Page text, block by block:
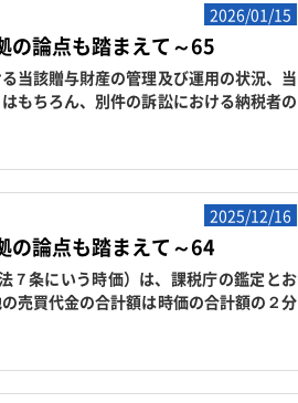
2026/01/15
論点も踏まえて～65
当該贈与財産の管理及び運用の状況、当
もちろん、別件の訴訟における納税者の
2025/12/16
論点も踏まえて～64
７条にいう時価）は、課税庁の鑑定とお
売買代金の合計額は時価の合計額の２分